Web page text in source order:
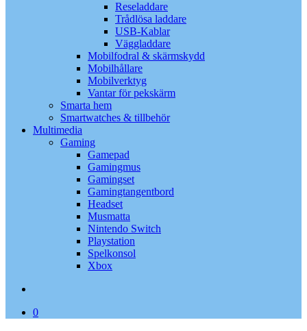
Reseladdare
Trådlösa laddare
USB-Kablar
Väggladdare
Mobilfodral & skärmskydd
Mobilhållare
Mobilverktyg
Vantar för pekskärm
Smarta hem
Smartwatches & tillbehör
Multimedia
Gaming
Gamepad
Gamingmus
Gamingset
Gamingtangentbord
Headset
Musmatta
Nintendo Switch
Playstation
Spelkonsol
Xbox
0